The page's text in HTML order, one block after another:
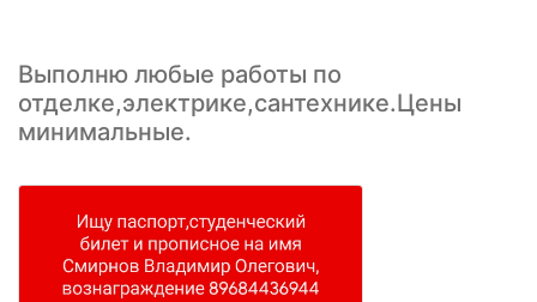
Выполню любые работы по
отделке,электрике,сантехнике.Цены
минимальные.